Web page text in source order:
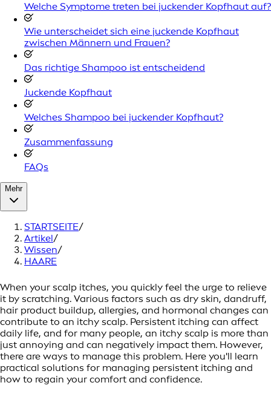
Welche Symptome treten bei juckender Kopfhaut auf?
Wie unterscheidet sich eine juckende Kopfhaut
zwischen Männern und Frauen?
Das richtige Shampoo ist entscheidend
Juckende Kopfhaut
Welches Shampoo bei juckender Kopfhaut?
Zusammenfassung
FAQs
Mehr
STARTSEITE/
Artikel/
Wissen/
HAARE
When your scalp itches, you quickly feel the urge to relieve
it by scratching. Various factors such as dry skin, dandruff,
hair product buildup, allergies, and hormonal changes can
contribute to an itchy scalp. Persistent itching can affect
daily life, and for many people, an itchy scalp is more than
just annoying and can negatively impact them. However,
there are ways to manage this problem. Here you'll learn
practical solutions for managing persistent itching and
how to regain your comfort and confidence.